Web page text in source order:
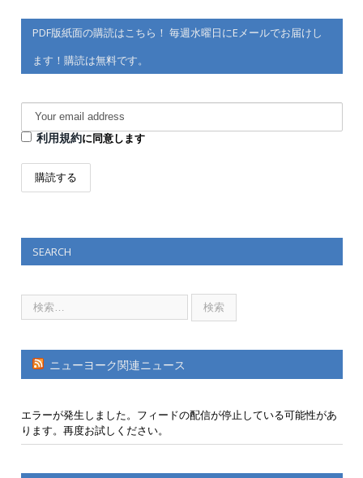
PDF版紙面の購読はこちら！ 毎週水曜日にEメールでお届けし
ます！購読は無料です。
利用規約に同意します
SEARCH
ニューヨーク関連ニュース
エラーが発生しました。フィードの配信が停止している可能性があ
ります。再度お試しください。